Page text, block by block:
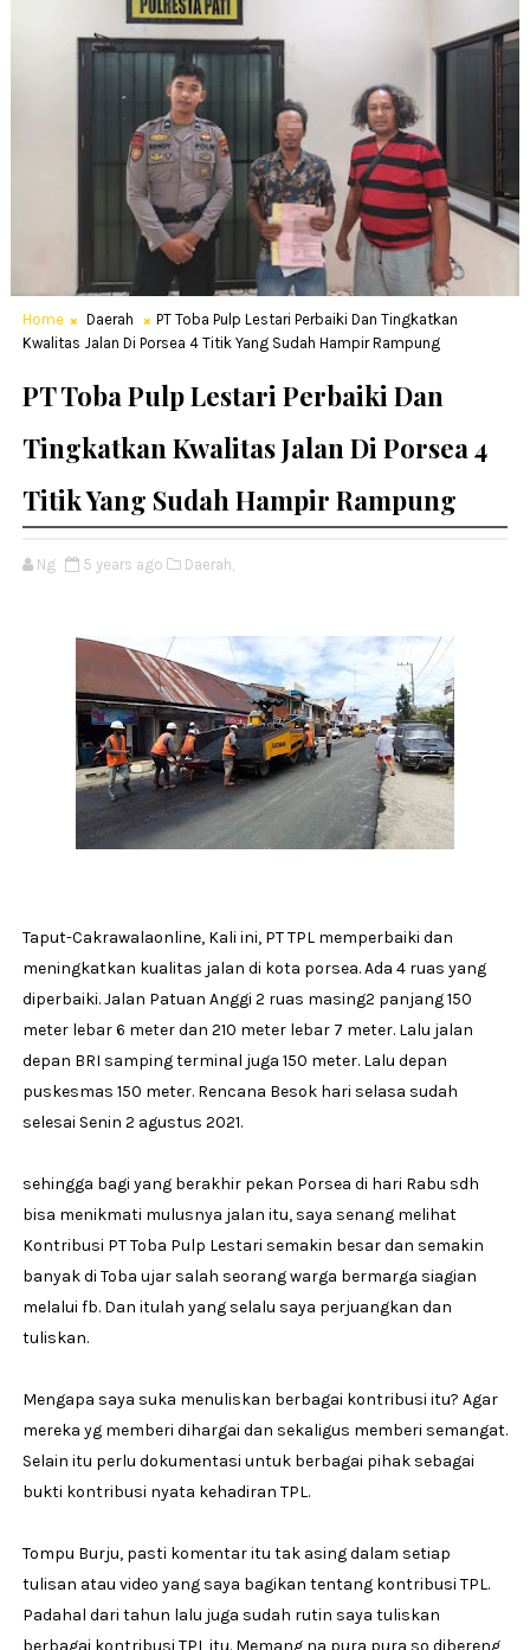
Home Daerah
PT Toba Pulp Lestari Perbaiki Dan Tingkatkan
Kwalitas Jalan Di Porsea 4 Titik Yang Sudah Hampir Rampung
PT Toba Pulp Lestari Perbaiki Dan
Tingkatkan Kwalitas Jalan Di Porsea 4
Titik Yang Sudah Hampir Rampung
Ng 5 years ago Daerah,
Taput-Cakrawalaonline, Kali ini, PT TPL memperbaiki dan
meningkatkan kualitas jalan di kota porsea. Ada 4 ruas yang
diperbaiki. Jalan Patuan Anggi 2 ruas masing2 panjang 150
meter lebar 6 meter dan 210 meter lebar 7 meter. Lalu jalan
depan BRI samping terminal juga 150 meter. Lalu depan
puskesmas 150 meter. Rencana Besok hari selasa sudah
selesai Senin 2 agustus 2021.
sehingga bagi yang berakhir pekan Porsea di hari Rabu sdh
bisa menikmati mulusnya jalan itu, saya senang melihat
Kontribusi PT Toba Pulp Lestari semakin besar dan semakin
banyak di Toba ujar salah seorang warga bermarga siagian
melalui fb. Dan itulah yang selalu saya perjuangkan dan
tuliskan.
Mengapa saya suka menuliskan berbagai kontribusi itu? Agar
mereka yg memberi dihargai dan sekaligus memberi semangat.
Selain itu perlu dokumentasi untuk berbagai pihak sebagai
bukti kontribusi nyata kehadiran TPL.
Tompu Burju, pasti komentar itu tak asing dalam setiap
tulisan atau video yang saya bagikan tentang kontribusi TPL.
Padahal dari tahun lalu juga sudah rutin saya tuliskan
berbagai kontribusi TPL itu. Memang na pura pura so dibereng